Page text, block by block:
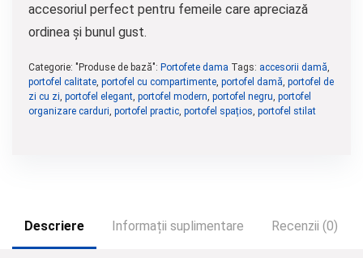
accesoriul perfect pentru femeile care apreciază
ordinea și bunul gust.
Categorie: "Produse de bază": Portofete dama Tags: accesorii damă
portofel calitate portofel cu compartimente portofel damă portofel de
zi cu zi portofel elegant portofel modern portofel negru portofel
organizare carduri portofel practic portofel spațios portofel stilat
Descriere Informații suplimentare Recenzii (0)